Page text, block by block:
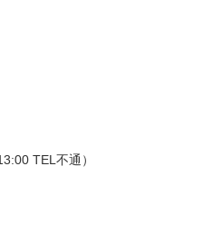
TEL不通）